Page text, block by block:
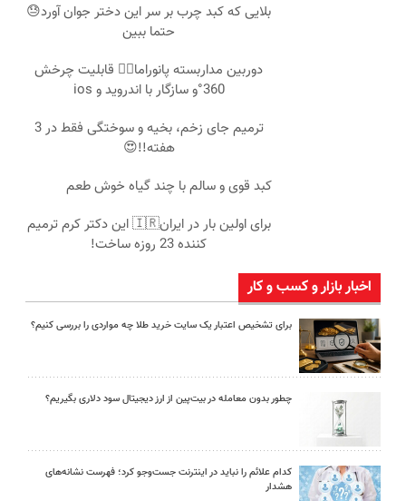
بلایی که کبد چرب بر سر این دختر جوان آورد😓
حتما ببین
دوربین مداربسته پانوراما👈🏻 قابلیت چرخش
360°و سازگار با اندروید و ios
ترمیم جای زخم، بخیه و سوختگی فقط در 3
هفته!!😍
کبد قوی و سالم با چند گیاه خوش طعم
برای اولین بار در ایران🇮🇷 این دکتر کرم ترمیم
کننده 23 روزه ساخت!
اخبار بازار و کسب و کار
برای تشخیص اعتبار یک سایت خرید طلا چه مواردی را بررسی کنیم؟
چطور بدون معامله در بیت‌پین از ارز دیجیتال سود دلاری بگیریم؟
کدام علائم را نباید در اینترنت جست‌وجو کرد؛ فهرست نشانه‌های
هشدار